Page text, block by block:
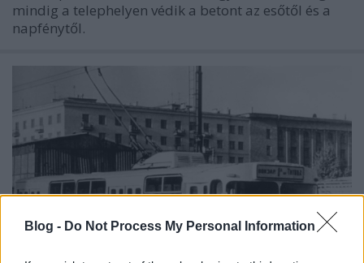
Blog - Do Not Process My Personal Information
mindig a telephelyen védik a betont az esőtől és a
napfénytől.